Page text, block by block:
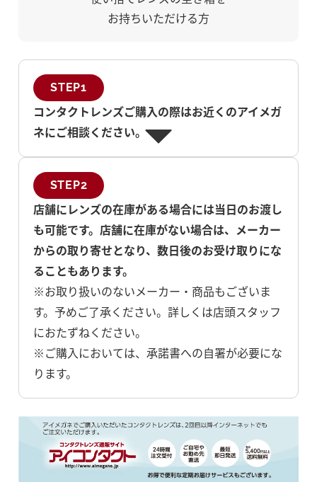
お持ちいただける方
STEP1
コンタクトレンズご購入の際はお近くのアイメガ
ネにご相談ください。
STEP2
店舗にレンズの在庫がある場合には当日のお渡し
も可能です。店舗に在庫がない場合は、メーカー
からの取り寄せとなり、数日後のお受け取りにな
ることもあります。
※お取り扱いのないメーカー・商品もございま
す。予めご了承ください。詳しくは店頭スタッフ
におたずねください。
※ご購入においては、承諾書への自署が必要にな
ります。